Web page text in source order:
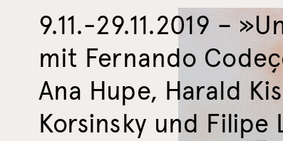
9.11.-29.11.2019 –
mit Fernando
Ana Hupe, Harald
Korsinsky und Filipe